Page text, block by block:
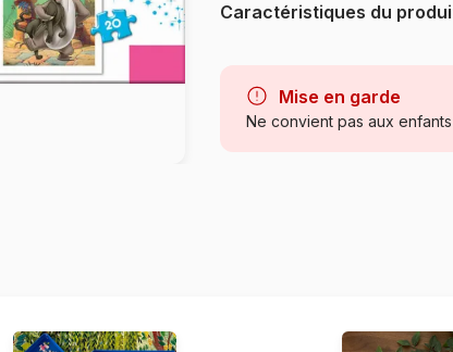
Caractéristiques du
Catégorie
Mise en garde
Ne convient pas aux